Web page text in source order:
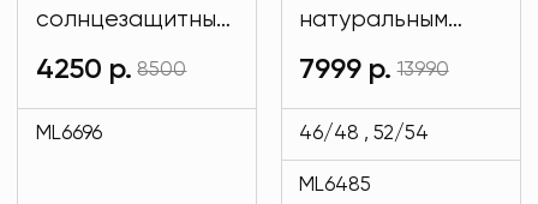
солнцезащитные
имиджевые
белого цвета
MODLAV ML6696-
4250 р. 8500
ML6696
натуральным
мехом и на
подкладе кролик
черного цвета
MODLAV ML6485-
13
7999 р. 13990
46/48 , 52/54
ML6485